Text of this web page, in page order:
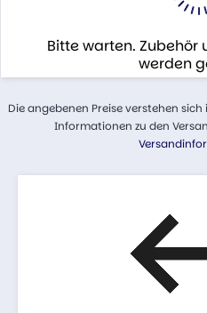
Bitte warten. Zubehör
werden
Die angebenen Preise verstehen
Informationen zu den